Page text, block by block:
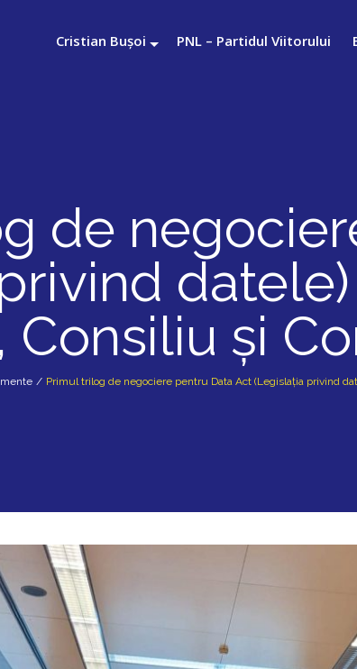
Cristian Bușoi PNL – Partidul Viitorului
de
Consiliu și
/ Primul trilog de negociere pentru Data Act (Legislația privind